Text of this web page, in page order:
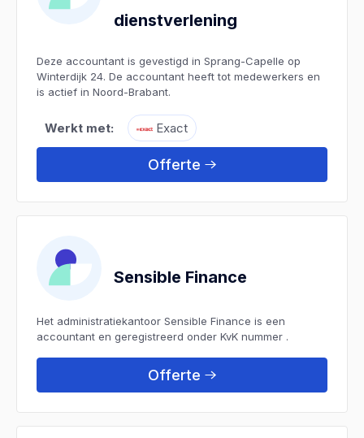
dienstverlening
Deze accountant is gevestigd in Sprang-Capelle op
Winterdijk 24. De accountant heeft tot medewerkers en
is actief in Noord-Brabant.
Werkt met: Exact
Offerte
Sensible Finance
Het administratiekantoor Sensible Finance is een
accountant en geregistreerd onder KvK nummer .
Offerte